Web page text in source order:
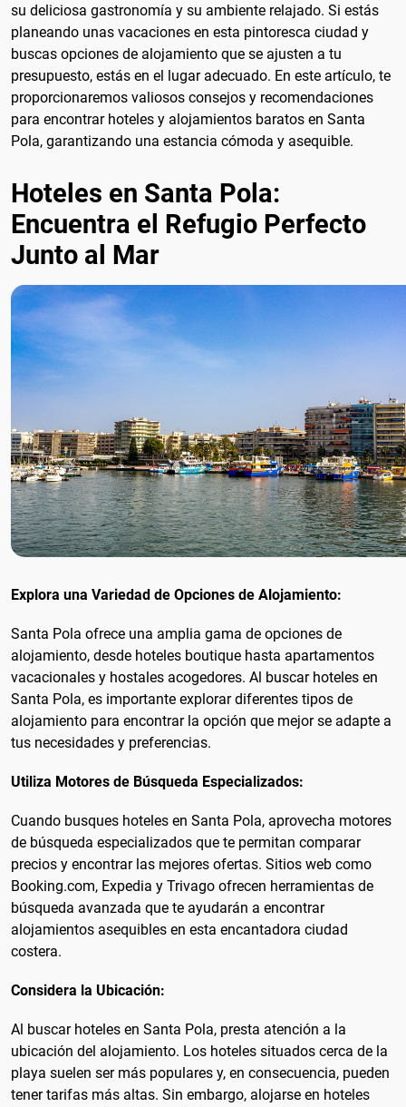
su deliciosa gastronomía y su ambiente relajado. Si estás
planeando unas vacaciones en esta pintoresca ciudad y
buscas opciones de alojamiento que se ajusten a tu
presupuesto, estás en el lugar adecuado. En este artículo, te
proporcionaremos valiosos consejos y recomendaciones
para encontrar hoteles y alojamientos baratos en Santa
Pola, garantizando una estancia cómoda y asequible.
Hoteles en Santa Pola:
Encuentra el Refugio Perfecto
Junto al Mar
Explora una Variedad de Opciones de Alojamiento:
Santa Pola ofrece una amplia gama de opciones de
alojamiento, desde hoteles boutique hasta apartamentos
vacacionales y hostales acogedores. Al buscar hoteles en
Santa Pola, es importante explorar diferentes tipos de
alojamiento para encontrar la opción que mejor se adapte a
tus necesidades y preferencias.
Utiliza Motores de Búsqueda Especializados:
Cuando busques hoteles en Santa Pola, aprovecha motores
de búsqueda especializados que te permitan comparar
precios y encontrar las mejores ofertas. Sitios web como
Booking.com, Expedia y Trivago ofrecen herramientas de
búsqueda avanzada que te ayudarán a encontrar
alojamientos asequibles en esta encantadora ciudad
costera.
Considera la Ubicación:
Al buscar hoteles en Santa Pola, presta atención a la
ubicación del alojamiento. Los hoteles situados cerca de la
playa suelen ser más populares y, en consecuencia, pueden
tener tarifas más altas. Sin embargo, alojarse en hoteles